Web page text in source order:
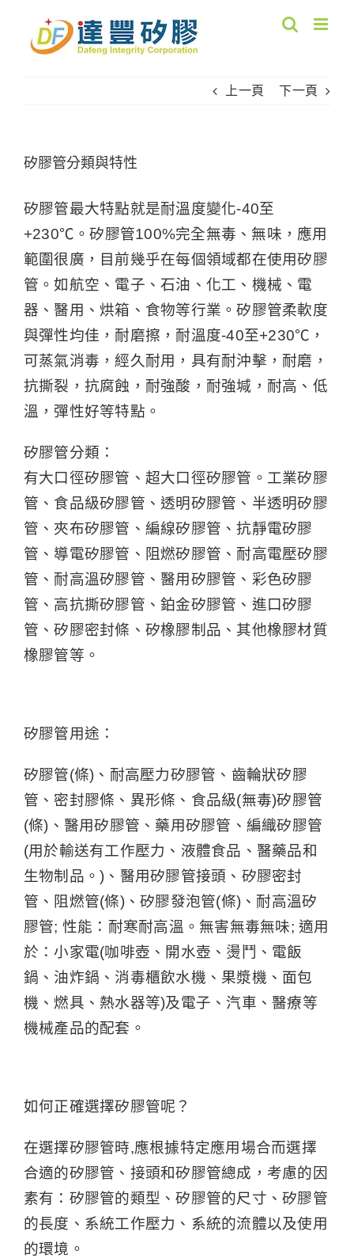
content
上一頁 下一頁
矽膠管分類與特性
矽膠管最大特點就是耐溫度變化-40至
+230℃。矽膠管100%完全無毒、無味，應用
範圍很廣，目前幾乎在每個領域都在使用矽膠
管。如航空、電子、石油、化工、機械、電
器、醫用、烘箱、食物等行業。矽膠管柔軟度
與彈性均佳，耐磨擦，耐溫度-40至+230℃，
可蒸氣消毒，經久耐用，具有耐沖擊，耐磨，
抗撕裂，抗腐蝕，耐強酸，耐強堿，耐高、低
溫，彈性好等特點。
矽膠管分類：
有大口徑矽膠管、超大口徑矽膠管。工業矽膠
管、食品級矽膠管、透明矽膠管、半透明矽膠
管、夾布矽膠管、編線矽膠管、抗靜電矽膠
管、導電矽膠管、阻燃矽膠管、耐高電壓矽膠
管、耐高溫矽膠管、醫用矽膠管、彩色矽膠
管、高抗撕矽膠管、鉑金矽膠管、進口矽膠
管、矽膠密封條、矽橡膠制品、其他橡膠材質
橡膠管等。
矽膠管用途：
矽膠管(條)、耐高壓力矽膠管、齒輪狀矽膠
管、密封膠條、異形條、食品級(無毒)矽膠管
(條)、醫用矽膠管、藥用矽膠管、編織矽膠管
(用於輸送有工作壓力、液體食品、醫藥品和
生物制品。)、醫用矽膠管接頭、矽膠密封
管、阻燃管(條)、矽膠發泡管(條)、耐高溫矽
膠管; 性能：耐寒耐高溫。無害無毒無味; 適用
於：小家電(咖啡壺、開水壺、燙鬥、電飯
鍋、油炸鍋、消毒櫃飲水機、果漿機、面包
機、燃具、熱水器等)及電子、汽車、醫療等
機械產品的配套。
如何正確選擇矽膠管呢？
在選擇矽膠管時,應根據特定應用場合而選擇
合適的矽膠管、接頭和矽膠管總成，考慮的因
素有：矽膠管的類型、矽膠管的尺寸、矽膠管
的長度、系統工作壓力、系統的流體以及使用
的環境。